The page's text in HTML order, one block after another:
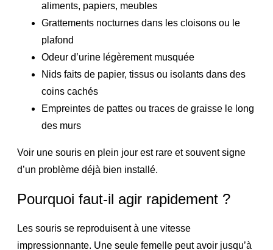
aliments, papiers, meubles
Grattements nocturnes dans les cloisons ou le
plafond
Odeur d’urine légèrement musquée
Nids faits de papier, tissus ou isolants dans des
coins cachés
Empreintes de pattes ou traces de graisse le long
des murs
Voir une souris en plein jour est rare et souvent signe
d’un problème déjà bien installé.
Pourquoi faut-il agir rapidement ?
Les souris se reproduisent à une vitesse
impressionnante. Une seule femelle peut avoir jusqu’à